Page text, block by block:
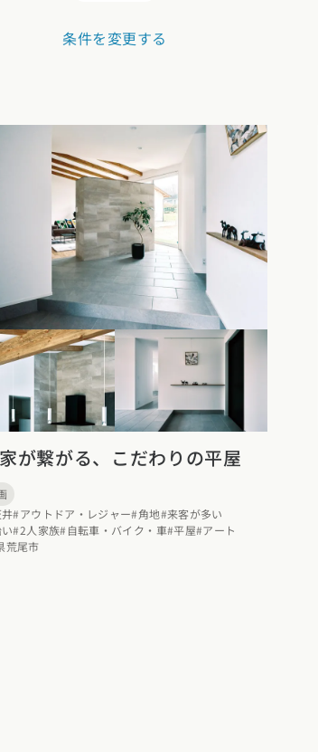
和歌山県
宮崎県鹿児島県沖縄県
)
福島県
栃木県群馬県
長野県
和歌山県
条件を変更する
が繋がる、こだわりの平屋
#アウトドア・レジャー#角地#来客が多い
#2人家族#自転車・バイク・車#平屋#アート
荒尾市